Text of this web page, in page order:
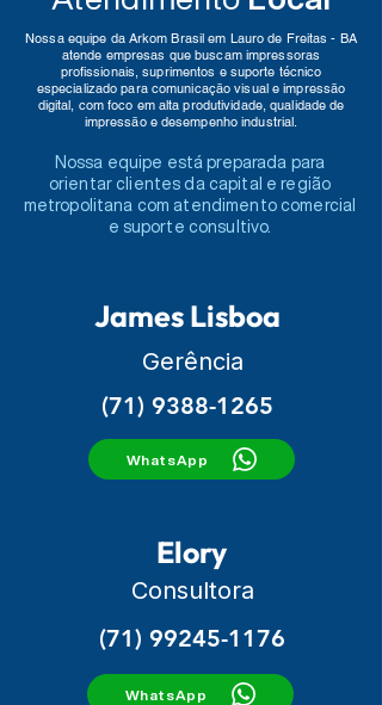
Nossa equipe da Arkom Brasil em Lauro de Freitas - BA
atende empresas que buscam impressoras
profissionais, suprimentos e suporte técnico
especializado para comunicação visual e impressão
digital, com foco em alta produtividade, qualidade de
impressão e desempenho industrial.
Nossa equipe está preparada para
orientar clientes da capital e região
metropolitana com atendimento comercial
e suporte consultivo.
James Lisboa
Gerência
(71) 9388-1265
WhatsApp
Elory
Consultora
(71) 99245-1176
WhatsApp